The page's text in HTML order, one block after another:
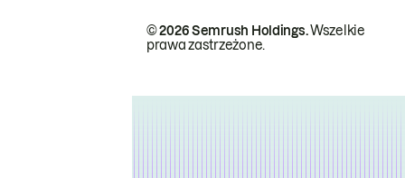
© 2026 Semrush Holdings.Wszelkie
prawa zastrzeżone.